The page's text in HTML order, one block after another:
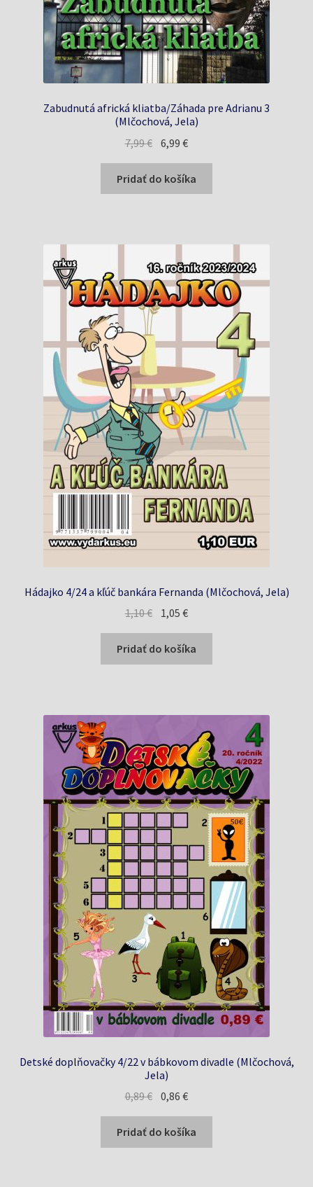
Zabudnutá africká kliatba/Záhada pre Adrianu 3
(Mlčochová, Jela)
7,99€ Pôvodná
bola:
7,99 €.
6,99€Aktuálna
je:
6,99 €.
Pridať do košíka
Hádajko 4/24 a kľúč bankára Fernanda (Mlčochová, Jela)
1,10€ Pôvodná
cena
bola:
1,10 €.
1,05€Aktuálna
cena
je:
1,05 €.
Pridať do košíka
Detské doplňovačky 4/22 v bábkovom divadle (Mlčochová,
Jela)
0,89€ Pôvodná
cena
bola:
0,89 €.
0,86€Aktuálna
cena
je:
0,86 €.
Pridať do košíka